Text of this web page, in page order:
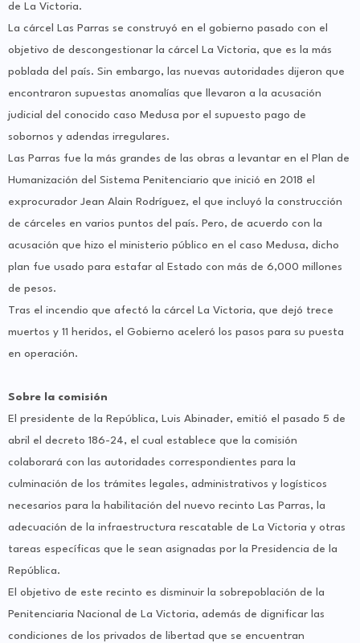
de La Victoria.
La cárcel Las Parras se construyó en el gobierno pasado con el
objetivo de descongestionar la cárcel La Victoria, que es la más
poblada del país. Sin embargo, las nuevas autoridades dijeron que
encontraron supuestas anomalías que llevaron a la acusación
judicial del conocido caso Medusa por el supuesto pago de
sobornos y adendas irregulares.
Las Parras fue la más grandes de las obras a levantar en el Plan de
Humanización del Sistema Penitenciario que inició en 2018 el
exprocurador Jean Alain Rodríguez, el que incluyó la construcción
de cárceles en varios puntos del país. Pero, de acuerdo con la
acusación que hizo el ministerio público en el caso Medusa, dicho
plan fue usado para estafar al Estado con más de 6,000 millones
de pesos.
Tras el incendio que afectó la cárcel La Victoria, que dejó trece
muertos y 11 heridos, el Gobierno aceleró los pasos para su puesta
en operación.
Sobre la comisión
El presidente de la República, Luis Abinader, emitió el pasado 5 de
abril el decreto 186-24, el cual establece que la comisión
colaborará con las autoridades correspondientes para la
culminación de los trámites legales, administrativos y logísticos
necesarios para la habilitación del nuevo recinto Las Parras, la
adecuación de la infraestructura rescatable de La Victoria y otras
tareas específicas que le sean asignadas por la Presidencia de la
República.
El objetivo de este recinto es disminuir la sobrepoblación de la
Penitenciaria Nacional de La Victoria, además de dignificar las
condiciones de los privados de libertad que se encuentran